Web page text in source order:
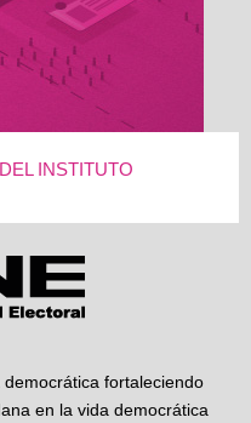
INSTITUTO
fortaleciendo
en la vida democrática